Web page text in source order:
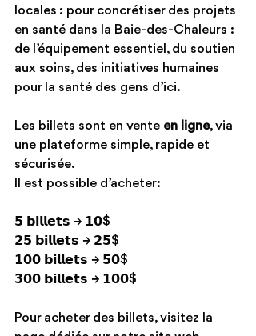
locales : pour concrétiser des projets
en santé dans la Baie-des-Chaleurs :
de l’équipement essentiel, du soutien
aux soins, des initiatives humaines
pour la santé des gens d’ici.
Les billets sont en vente en ligne, via
une plateforme simple, rapide et
sécurisée.
Il est possible d’acheter:
𝟱 𝗯𝗶𝗹𝗹𝗲𝘁𝘀 → 𝟭𝟬$
𝟮𝟱 𝗯𝗶𝗹𝗹𝗲𝘁𝘀 → 𝟮𝟱$
𝟭𝟬𝟬 𝗯𝗶𝗹𝗹𝗲𝘁𝘀 → 𝟱𝟬$
𝟯𝟬𝟬 𝗯𝗶𝗹𝗹𝗲𝘁𝘀 → 𝟭𝟬𝟬$
Pour acheter des billets, visitez la